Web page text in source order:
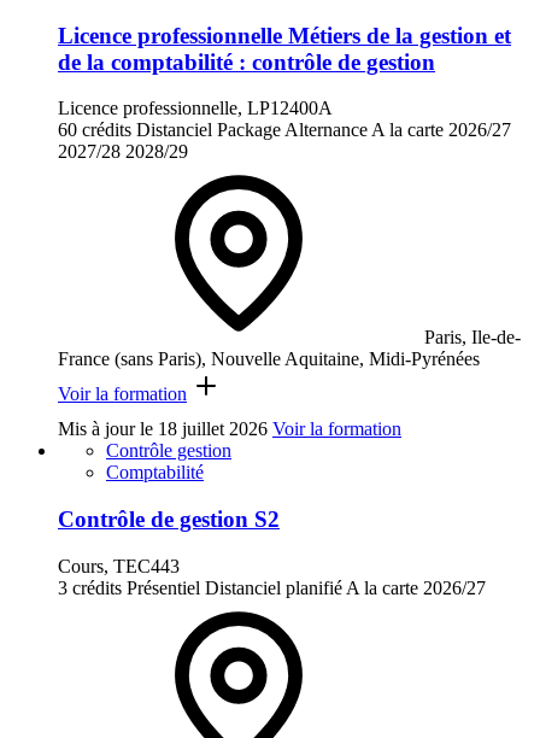
Licence professionnelle Métiers de la gestion et
de la comptabilité : contrôle de gestion
Licence professionnelle, LP12400A
60 crédits Distanciel Package Alternance A la carte 2026/27
2027/28 2028/29
Paris, Ile-de-
France (sans Paris), Nouvelle Aquitaine, Midi-Pyrénées
Voir la formation
Mis à jour le 18 juillet 2026 Voir la formation
Contrôle gestion
Comptabilité
Contrôle de gestion S2
Cours, TEC443
3 crédits Présentiel Distanciel planifié A la carte 2026/27